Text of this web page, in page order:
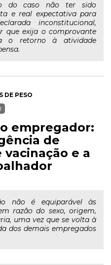
do caso não ter sido
e real expectativa para
inconstitucional,
que exija o comprovante
o retorno à atividade
DE PESO
empregador:
de
e a
não é equiparável às
razão do sexo, origem,
uma vez que se volta à
dos demais empregados